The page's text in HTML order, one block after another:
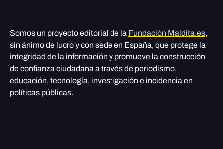
Somos un proyecto editorial de la Fundación Maldita.es,
sin ánimo de lucro y con sede en España, que protege la
integridad de la información y promueve la construcción
de confianza ciudadana a través de periodismo,
educación, tecnología, investigación e incidencia en
políticas públicas.